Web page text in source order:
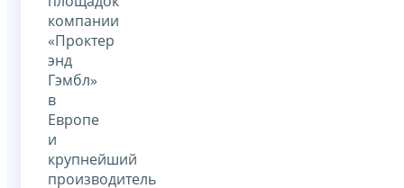
компании
«Проктер
энд
Гэмбл»
в
Европе
и
крупнейший
производитель